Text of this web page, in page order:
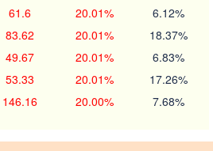
61.6 20.01% 6.12%
83.62 20.01% 18.37%
49.67 20.01% 6.83%
53.33 20.01% 17.26%
146.16 20.00% 7.68%